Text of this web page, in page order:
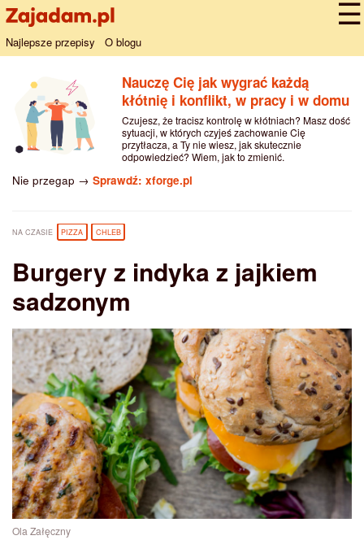
Najlepsze przepisy O blogu
Nauczę Cię jak wygrać każdą
kłótnię i konflikt, w pracy i w domu
Czujesz, że tracisz kontrolę w kłótniach? Masz dość
sytuacji, w których czyjeś zachowanie Cię
przytłacza, a Ty nie wiesz, jak skutecznie
odpowiedzieć? Wiem, jak to zmienić.
Nie przegap → Sprawdź: xforge.pl
NA CZASIE PIZZA CHLEB
Burgery z indyka z jajkiem
sadzonym
Ola Załęczny